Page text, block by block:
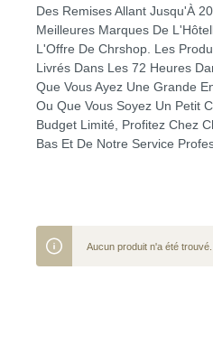
Des Remises Allant Jusqu'À
Meilleures Marques De
L'Offre De Chrshop. Les
Livrés Dans Les 72 Heures
Que Vous Ayez Une Grande
Ou Que Vous Soyez Un Petit
Budget Limité, Profitez Chez
Bas Et De Notre Service
Aucun produit n'a été trouvé.